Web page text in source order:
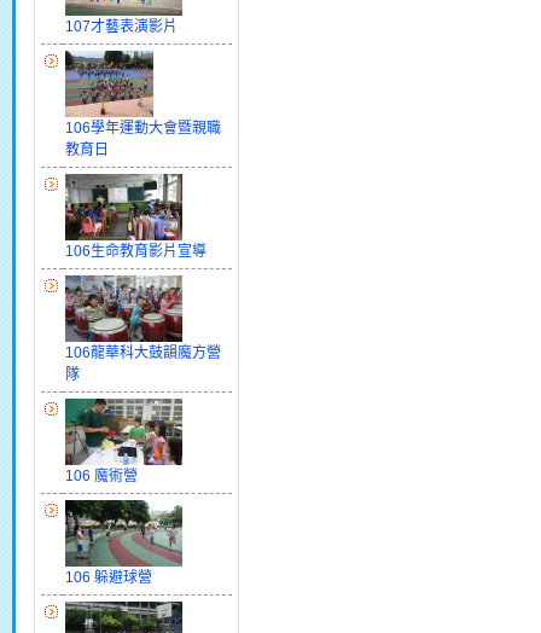
107才藝表演影片
106學年運動大會暨親職
教育日
106生命教育影片宣導
106龍華科大鼓韻魔方營
隊
106 魔術營
106 躲避球營